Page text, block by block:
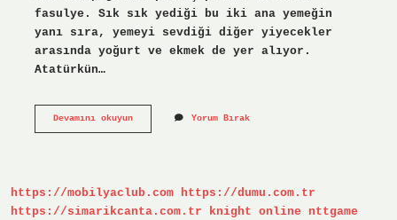
fasulye. Sık sık yediği bu iki ana yemeğin
yanı sıra, yemeyi sevdiği diğer yiyecekler
arasında yoğurt ve ekmek de yer alıyor.
Atatürkün…
Devamını okuyunAtatürkün
Yorum Bırak
https://mobilyaclub.com https://dumu.com.tr
https://simarikcanta.com.tr
knight online
nttgame